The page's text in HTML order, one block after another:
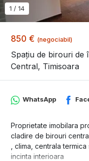
850 € (negociabil)
Spațiu de birouri de
Central, Timisoara
1 / 14
WhatsApp
Proprietate imobilara
cladire de birouri
, clima, centrala
incinta interioara